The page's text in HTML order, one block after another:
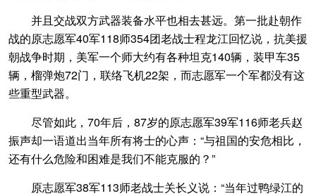
并且交战双方武器装备水平也相去甚远。第一批赴朝作
战的原志愿军40军118师354团老战士程龙江回忆说，抗美援
朝战争时期，美军一个师大约有各种坦克140辆，装甲车35
辆，榴弹炮72门，联络飞机22架，而志愿军一个军都没有这
些重型武器。
尽管如此，70年后，87岁的原志愿军39军116师老兵赵
振声却一语道出当年所有将士的心声：“与祖国的安危相比，
还有什么危险和困难是我们不能克服的？”
原志愿军38军113师老战士关长义说：“当年过鸭绿江的